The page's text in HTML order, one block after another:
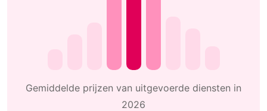
Gemiddelde prijzen van uitgevoerde diensten in
2026